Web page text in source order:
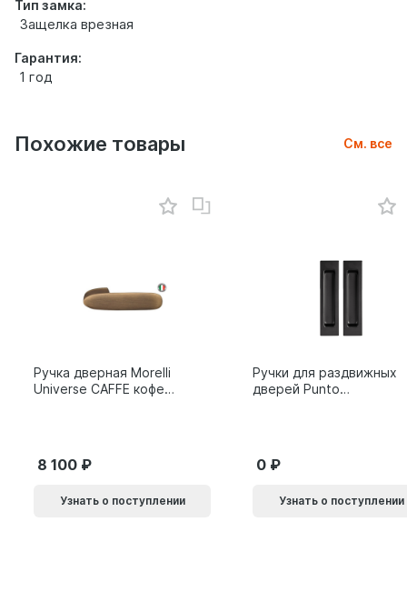
Тип замка:
Защелка врезная
Гарантия:
1 год
Похожие товары См. все
Ручка дверная Morelli
Universe CAFFE кофе
8 100
Узнать о поступлении
Ручки для раздвижных
дверей Punto
0
Узнать о поступлении